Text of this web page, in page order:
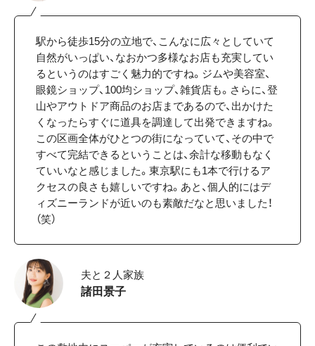
駅から徒歩15分の立地で、こんなに広々としていて
自然がいっぱい、なおかつ多様なお店も充実してい
るというのはすごく魅力的ですね。ジムや美容室、
眼鏡ショップ、100均ショップ、雑貨店も。さらに、登
山やアウトドア商品のお店まであるので、出かけた
くなったらすぐに道具を調達して出発できますね。
この区画全体がひとつの街になっていて、その中で
すべて完結できるということは、余計な移動もなく
ていいなと感じました。東京駅にも1本で行けるア
クセスの良さも嬉しいですね。あと、個人的にはデ
ィズニーランドが近いのも素敵だなと思いました！
（笑）
夫と２人家族
諸田景子